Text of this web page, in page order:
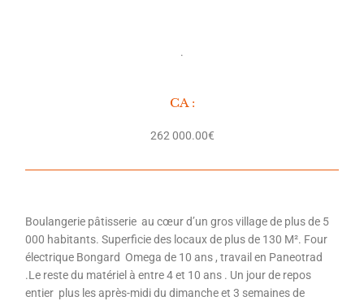
.
CA :
262 000.00€
Boulangerie pâtisserie au cœur d’un gros village de plus de 5
000 habitants. Superficie des locaux de plus de 130 M². Four
électrique Bongard Omega de 10 ans , travail en Paneotrad
.Le reste du matériel à entre 4 et 10 ans . Un jour de repos
entier plus les après-midi du dimanche et 3 semaines de